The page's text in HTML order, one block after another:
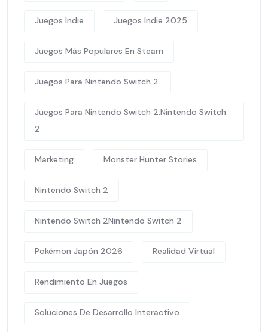
Juegos Indie Juegos Indie 2025
Juegos Más Populares En Steam
Juegos Para Nintendo Switch 2.
Juegos Para Nintendo Switch 2.Nintendo Switch
2
Marketing Monster Hunter Stories
Nintendo Switch 2
Nintendo Switch 2Nintendo Switch 2
Pokémon Japón 2026 Realidad Virtual
Rendimiento En Juegos
Soluciones De Desarrollo Interactivo